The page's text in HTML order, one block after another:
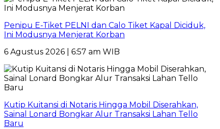
Penipu E-Tiket PELNI dan Calo Tiket Kapal Diciduk,
Ini Modusnya Menjerat Korban
6 Agustus 2026 | 6:57 am WIB
Kutip Kuitansi di Notaris Hingga Mobil Diserahkan,
Sainal Lonard Bongkar Alur Transaksi Lahan Tello
Baru